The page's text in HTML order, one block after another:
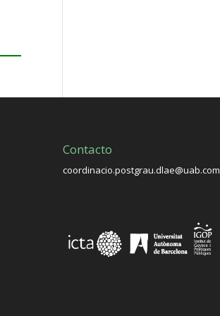
Contacto
coordinacio.postgrau.dlae@uab.com